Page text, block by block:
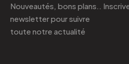
Nouveautés, bons plans..
newsletterpour suivre
toute notre actualité